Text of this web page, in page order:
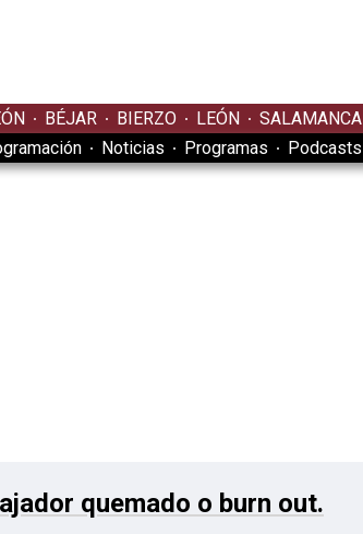
BÉJAR BIERZO LEÓN SALAMANCA
Noticias Programas Podcasts
quemado o burn out.